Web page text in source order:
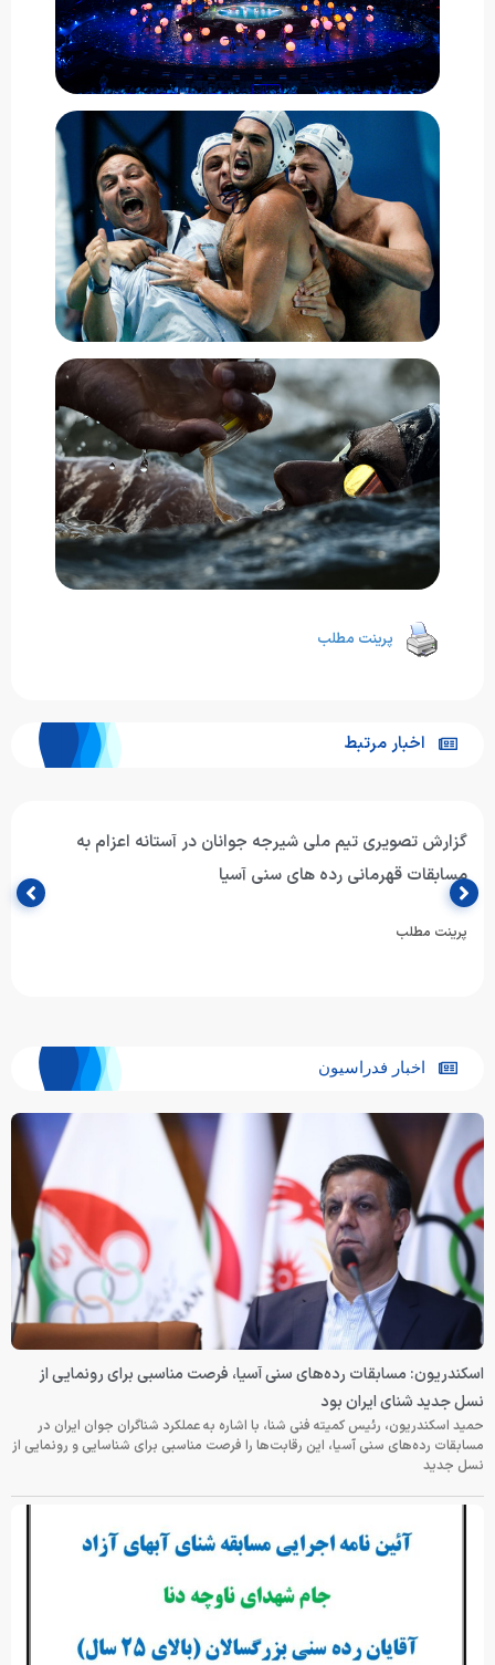
پرینت مطلب
اخبار مرتبط
گزارش تصویری تیم ملی شیرجه جوانان در آستانه اعزام به
مسابقات قهرمانی رده های سنی آسیا
پرینت مطلب
اخبار فدراسیون
اسکندریون: مسابقات رده‌های سنی آسیا، فرصت مناسبی برای رونمایی از
نسل جدید شنای ایران بود
حمید اسکندریون، رئیس کمیته فنی شنا، با اشاره به عملکرد شناگران جوان ایران در
مسابقات رده‌های سنی آسیا، این رقابت‌ها را فرصت مناسبی برای شناسایی و رونمایی از
نسل جدید